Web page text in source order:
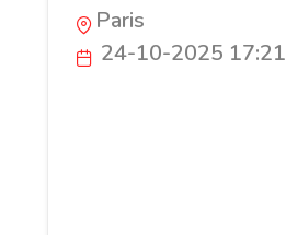
Paris
24-10-2025 17:21